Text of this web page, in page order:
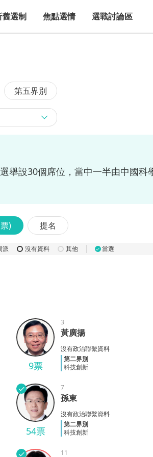
舊選制 焦點選情 選戰討論區
第五界別
舉設30個席位，當中一半由中國科
) 提名
派 沒有資料 其他 ✓ 當選
黃廣揚
9票
3
黃廣揚
沒有政治聯繫資料
第二界別
科技創新
孫東
✓
54票
7
孫東
沒有政治聯繫資料
第二界別
科技創新
✓ 11